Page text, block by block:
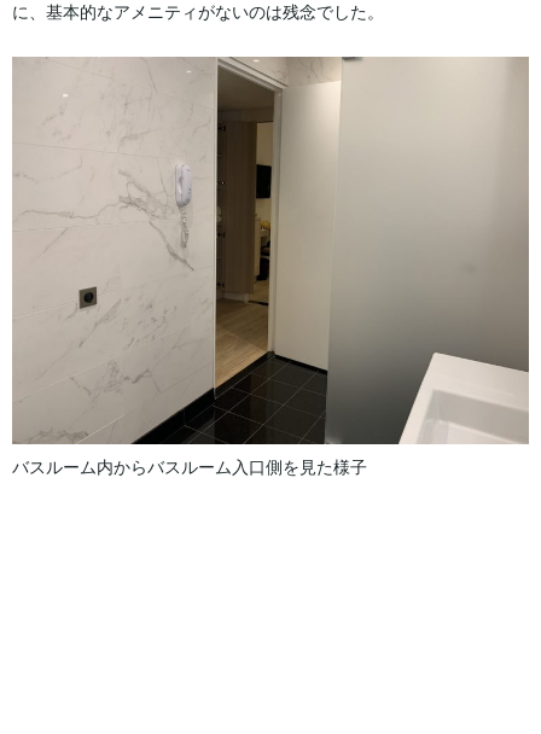
に、基本的なアメニティがないのは残念でした。
バスルーム内からバスルーム入口側を見た様子